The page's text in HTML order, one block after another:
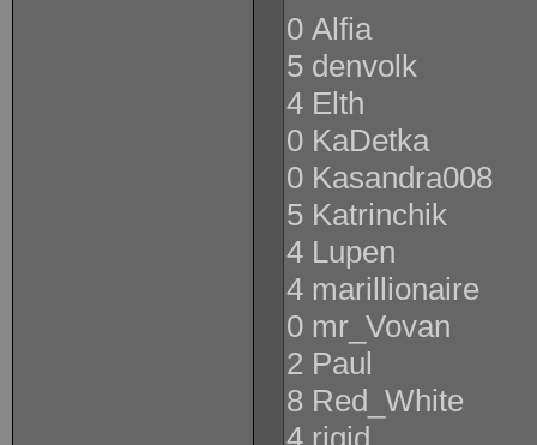
0 Alfia
5 denvolk
4 Elth
0 KaDetka
0 Kasandra008
5 Katrinchik
4 Lupen
4 marillionaire
0 mr_Vovan
2 Paul
8 Red_White
4 rigid